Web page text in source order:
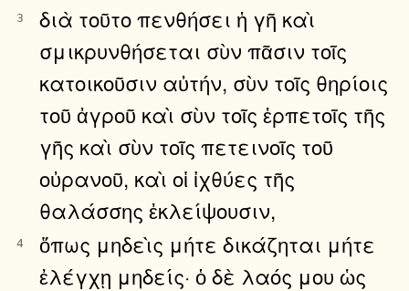
3
διὰ τοῦτο πενθήσει ἡ γῆ καὶ
σμικρυνθήσεται σὺν πᾶσιν τοῖς
κατοικοῦσιν αὐτήν, σὺν τοῖς θηρίοις
τοῦ ἀγροῦ καὶ σὺν τοῖς ἑρπετοῖς τῆς
γῆς καὶ σὺν τοῖς πετεινοῖς τοῦ
οὐρανοῦ, καὶ οἱ ἰχθύες τῆς
θαλάσσης ἐκλείψουσιν,
4
ὅπως μηδεὶς μήτε δικάζηται μήτε
ἐλέγχῃ μηδείς· ὁ δὲ λαός μου ὡς